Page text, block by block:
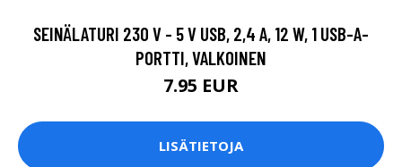
SEINÄLATURI 230 V - 5 V USB, 2,4 A, 12 W, 1 USB-A-
PORTTI, VALKOINEN
7.95 EUR
LISÄTIETOJA